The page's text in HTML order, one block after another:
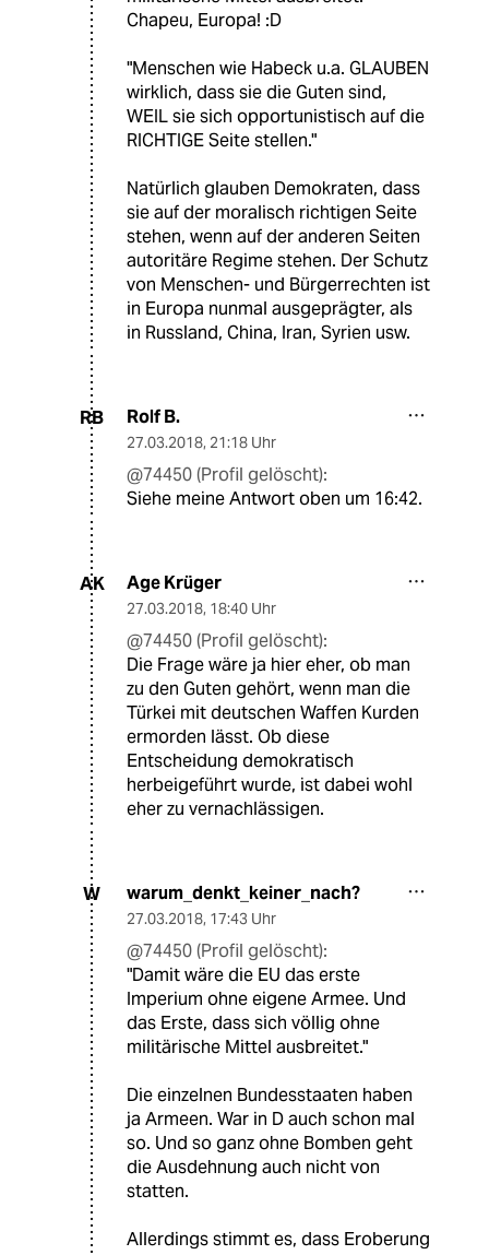
Chapeu, Europa! :D
"Menschen wie Habeck u.a. GLAUBEN
wirklich, dass sie die Guten sind,
WEIL sie sich opportunistisch auf die
RICHTIGE Seite stellen."
Natürlich glauben Demokraten, dass
sie auf der moralisch richtigen Seite
stehen, wenn auf der anderen Seiten
autoritäre Regime stehen. Der Schutz
von Menschen- und Bürgerrechten ist
in Europa nunmal ausgeprägter, als
in Russland, China, Iran, Syrien usw.
RB Rolf B.
27.03.2018, 21:18 Uhr
@74450 (Profil gelöscht):
Siehe meine Antwort oben um 16:42.
AK Age Krüger
27.03.2018, 18:40 Uhr
@74450 (Profil gelöscht):
Die Frage wäre ja hier eher, ob man
zu den Guten gehört, wenn man die
Türkei mit deutschen Waffen Kurden
ermorden lässt. Ob diese
Entscheidung demokratisch
herbeigeführt wurde, ist dabei wohl
eher zu vernachlässigen.
W warum_denkt_keiner_nach?
27.03.2018, 17:43 Uhr
@74450 (Profil gelöscht):
"Damit wäre die EU das erste
Imperium ohne eigene Armee. Und
das Erste, dass sich völlig ohne
militärische Mittel ausbreitet."
Die einzelnen Bundesstaaten haben
ja Armeen. War in D auch schon mal
so. Und so ganz ohne Bomben geht
die Ausdehnung auch nicht von
statten.
Allerdings stimmt es, dass Eroberung